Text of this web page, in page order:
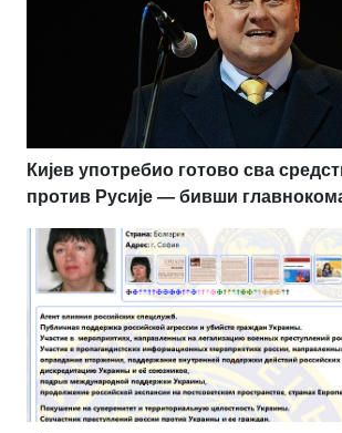
Кијев употребио готово сва
против Русије — бивши